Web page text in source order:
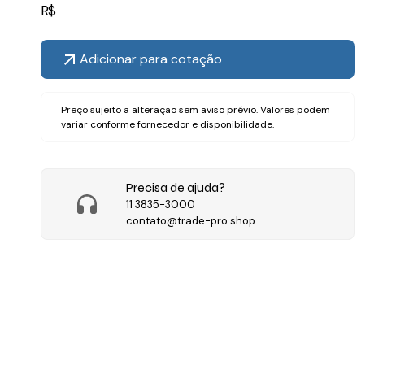
R$
Adicionar para cotação
Preço sujeito a alteração sem aviso prévio. Valores podem
variar conforme fornecedor e disponibilidade.
Precisa de ajuda?
11 3835-3000
contato@trade-pro.shop